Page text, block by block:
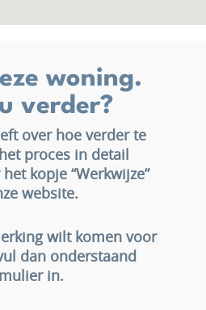
woning.
verder?
over hoe verder te
proces in detail
kopje “Werkwijze”
website.
wilt komen voor
dan onderstaand
in.